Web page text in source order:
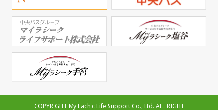
COPYRIGHT My Lachic Life Support Co., Ltd. ALL RIGHT